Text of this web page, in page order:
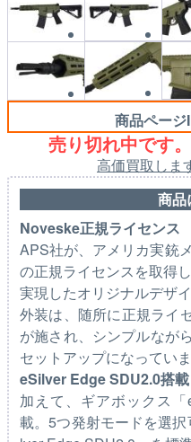
商品ペー
売り切れ中です
高価買取しま
商品
Noveske正規ライセンス
APS社が、アメリカ実銃
の正規ライセンスを取得
実現したオリジナルデザイ
外装は、随所に正規ライ
が施され、シンプルなが
セットアップになっていま
eSilver Edge SDU2.0搭載
加えて、ギアボックス
載。5つ発射モードを選